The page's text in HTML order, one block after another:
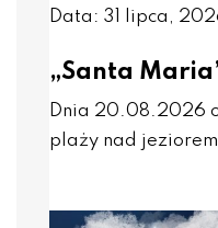
Data: 31 lipca,
„Santa
Dnia 20.08.2026
plaży nad